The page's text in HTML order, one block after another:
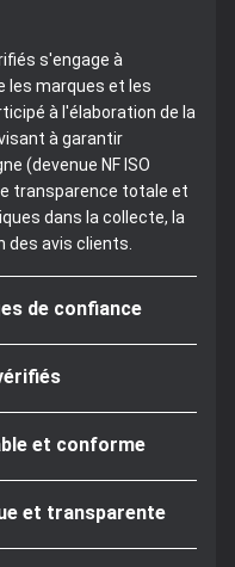
s'engage à
les marques et les
à l'élaboration de la
à garantir
(devenue NF ISO
transparence totale et
dans la collecte, la
des avis clients.
de confiance
et conforme
et transparente